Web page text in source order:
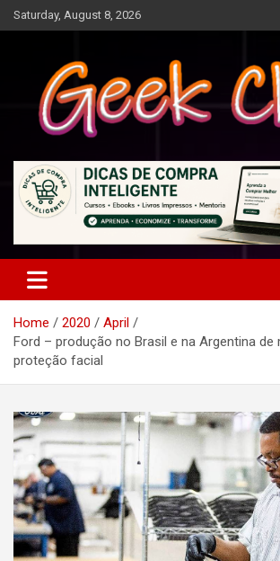
Skip
to
Saturday, August 8, 2026
Geek Chic
Home 2020
April
Ford – produção no Brasil e na Argentina de
proteção facial